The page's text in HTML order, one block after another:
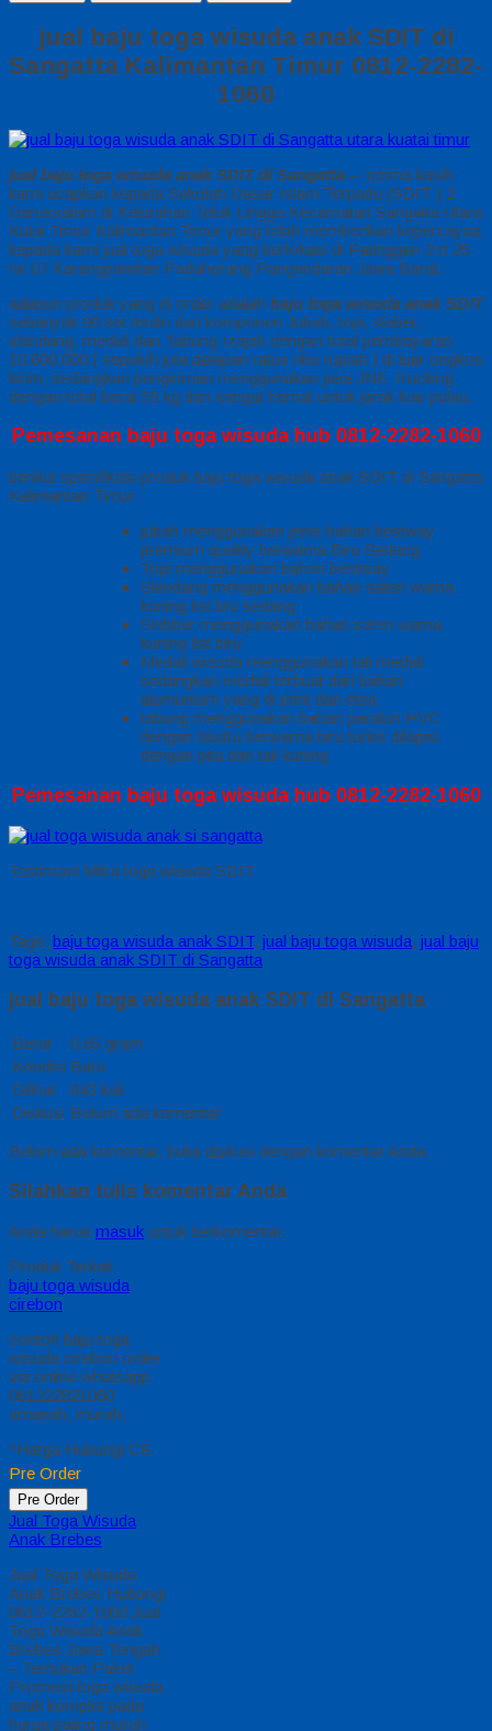
jual baju toga wisuda anak SDIT di
Sangatta Kalimantan Timur 0812-2282-
1060
jual baju toga wisuda anak SDIT di Sangatta – terima kasih
kami ucapkan kepada Sekolah Dasar Islam Terpadu (SDIT ) 2
Darussalam di Kelurahan Teluk Lingga Kecamatan Sangatta Utara
Kutai Timur Kalimantan Timur yang telah memberikan kepercayaa
kepada kami jual toga wisuda yang berlokasi di Patinggen 2 rt 25
rw 07 Karangpawitan Padaherang Pangandaran Jawa Barat.
adapun produk yang di order adalah baju toga wisuda anak SDIT
sebanyak 90 set terdiri dari komponen Jubah, topi, sleber,
slendang, medali dan Tabung Izajah dengan total pembayaran
10.800.000 ( sepuluh juta delapan ratus ribu rupiah ) di luar ongkos
kirim, sedangkan pengiriman menggunakan jasa JNE Trucking
dengan total berat 55 kg dan sangat hemat untuk jarak luar pulau.
Pemesanan baju toga wisuda hub 0812-2282-1060
berikut spesifikasi produk baju toga wisuda anak SDIT di Sangatta
Kalimantan Timur :
jubah menggunakan jenis bahan bestway
premium quality berwarna Biru Sedang
Topi menggunakan bahan bestway
Slendang menggunakan bahan saten warna
kuning list bru sedang
Slebber menggunakan bahan saten warna
kuning list biru
Medali wisuda menggunakan tali medali
sedangkan medali terbuat dari bahan
alumunium yang di print dan etsa
tabung menggunakan bahan paralon PVC
dengan bludru berwarna biru turkis dilapisi
dengan pita dan tali kuning
Pemesanan baju toga wisuda hub 0812-2282-1060
Testimoni Mitra toga wisuda SDIT
Tags: baju toga wisuda anak SDIT, jual baju toga wisuda, jual baju
toga wisuda anak SDIT di Sangatta
jual baju toga wisuda anak SDIT di Sangatta
Berat
0.65 gram
Kondisi Baru
Dilihat
843 kali
Diskusi Belum ada komentar
Belum ada komentar, buka diskusi dengan komentar Anda.
Silahkan tulis komentar Anda
Anda harus masuk untuk berkomentar.
Produk Terkait
baju toga wisuda
cirebon
contoh baju toga
wisuda cirebon order
via online whatsapp
081222821060
amanah, murah,
*Harga Hubungi CS
Pre Order
Pre Order
Jual Toga Wisuda
Anak Brebes
Jual Toga Wisuda
Anak Brebes Hubungi
0812-2282-1060 Jual
Toga Wisuda Anak
Brebes Jawa Tengah
– Temukan Paket
Promosi toga wisuda
anak komplet pada
harga paling murah